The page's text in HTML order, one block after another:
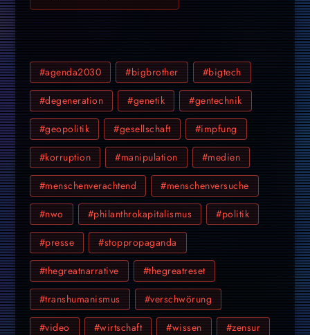
#agenda2030 #bigbrother #bigtech
#degeneration #genetik #gentechnik
#geopolitik #gesellschaft #impfung
#korruption #manipulation #medien
#menschenverachtend #menschenversuche
#nwo #philanthrokapitalismus #politik
#presse #stoppropaganda
#thegreatnarrative #thegreatreset
#transhumanismus #verschwörung
#video #wirtschaft #wissen #zensur